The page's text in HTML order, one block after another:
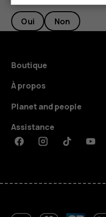
Oui Non
Boutique
À propos
Planet and people
Assistance
FacebookInstagramTiktok